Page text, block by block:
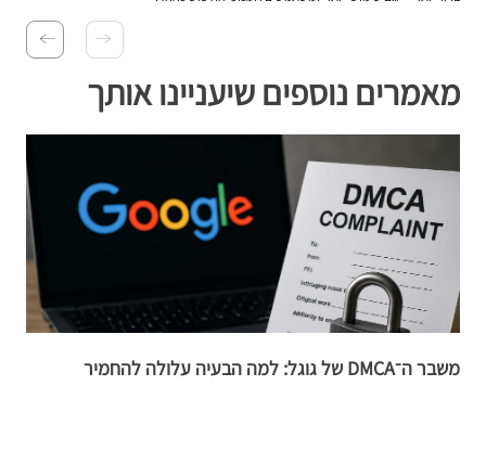
מאמרים נוספים שיעניינו אותך
משבר ה־DMCA של גוגל: למה הבעיה עלולה להחמיר